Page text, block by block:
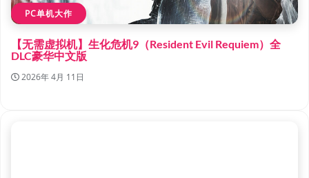
PC单机大作
【无需虚拟机】生化危机9（Resident Evil Requiem）全
DLC豪华中文版
2026年 4月 11日